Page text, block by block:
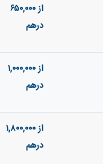
از ۶۵۰,۰۰۰
درهم
از ۱,۰۰۰,۰۰۰
درهم
از ۱,۸۰۰,۰۰۰
درهم